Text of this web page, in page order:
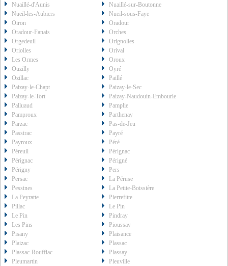
Nuaillé-d'Aunis
Nuaillé-sur-Boutonne
Nueil-les-Aubiers
Nueil-sous-Faye
Oiron
Oradour
Oradour-Fanais
Orches
Orgedeuil
Orignolles
Oriolles
Orival
Les Ormes
Oroux
Ouzilly
Oyré
Ozillac
Paillé
Paizay-le-Chapt
Paizay-le-Sec
Paizay-le-Tort
Paizay-Naudouin-Embourie
Palluaud
Pamplie
Pamproux
Parthenay
Parzac
Pas-de-Jeu
Passirac
Payré
Payroux
Péré
Péreuil
Pérignac
Pérignac
Périgné
Périgny
Pers
Persac
La Péruse
Pessines
La Petite-Boissière
La Peyratte
Pierrefitte
Pillac
Le Pin
Le Pin
Pindray
Les Pins
Pioussay
Pisany
Plaisance
Plaizac
Plassac
Plassac-Rouffiac
Plassay
Pleumartin
Pleuville